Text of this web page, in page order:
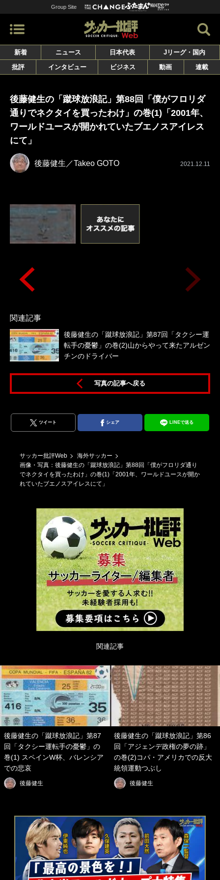
Group Site
新着 ニュース 日本代表
Jリーグ・国内
批評
インタビュー ビジネス 動画 連載
後藤健生の「蹴球放浪記」第88回「僕がフロリダ
通りでネクタイを買ったわけ」の巻(1)「2001年、
ワールドユースが開かれていたブエノスアイレス
にて」
後藤健生／Takeo GOTO 2021.12.11
関連記事
後藤健生の「蹴球放浪記」第87回「タクシー運
転手の憂鬱」の巻(2)山からやって来たアルゼン
チンのドライバー
写真の記事へ戻る
ツイート シェア LINEで送る
サッカー批評Web
海外サッカー
画像・写真：後藤健生の「蹴球放浪記」第88回「僕がフロリダ通り
でネクタイを買ったわけ」の巻(1)「2001年、ワールドユースが開か
れていたブエノスアイレスにて」
関連記事
後藤健生の「蹴球放浪記」第87
回「タクシー運転手の憂鬱」の
巻(1) スペインW杯、バレンシア
での悲哀
後藤健生
後藤健生の「蹴球放浪記」第86
回「アジェンデ政権の夢の跡」
の巻(2)コパ・アメリカでの反大
統領運動つぶし
後藤健生